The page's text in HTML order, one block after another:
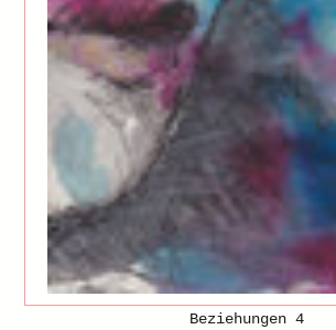
Beziehungen 4